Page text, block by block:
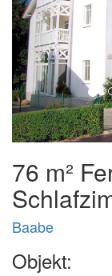
76 m²
Baabe
Objekt: